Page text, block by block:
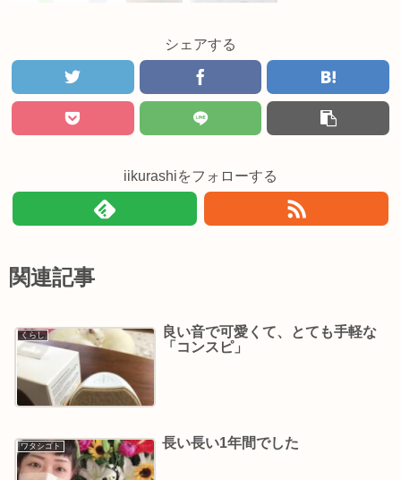
シェアする
iikurashiをフォローする
関連記事
くらし
良い音で可愛くて、とても手軽な
「コンスピ」
ワタシゴト 長い長い1年間でした